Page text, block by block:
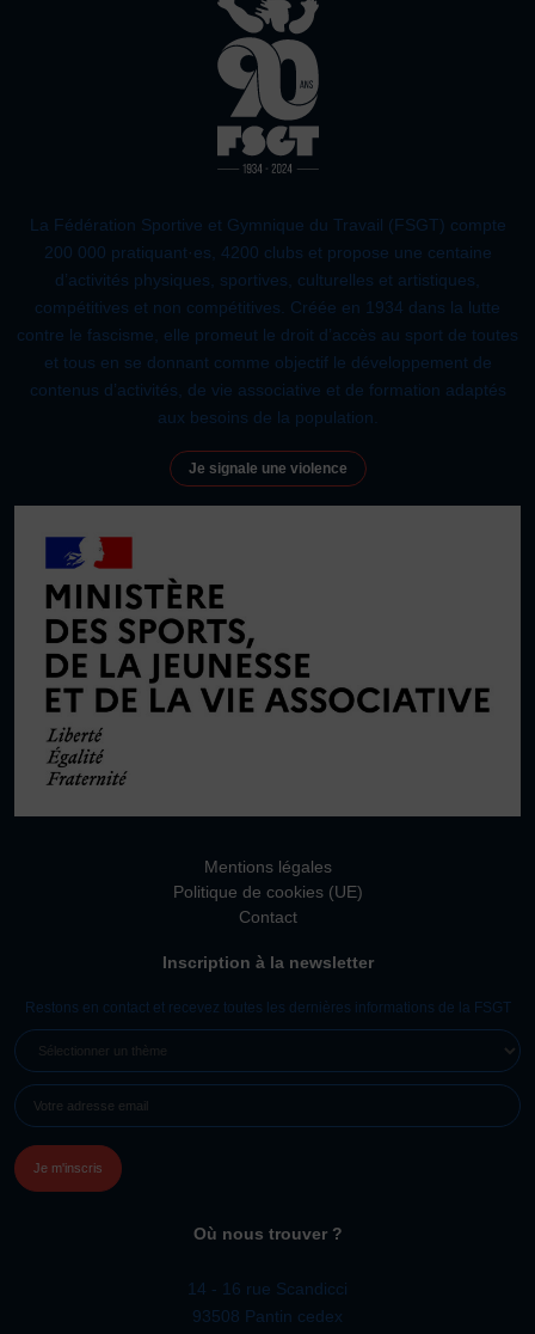
La Fédération Sportive et Gymnique du Travail (FSGT) compte
200 000 pratiquant·es, 4200 clubs et propose une centaine
d’activités physiques, sportives, culturelles et artistiques,
compétitives et non compétitives. Créée en 1934 dans la lutte
contre le fascisme, elle promeut le droit d’accès au sport de toutes
et tous en se donnant comme objectif le développement de
contenus d’activités, de vie associative et de formation adaptés
aux besoins de la population.
Je signale une violence
Mentions légales
Politique de cookies (UE)
Contact
Inscription à la newsletter
Restons en contact et recevez toutes les dernières informations de la FSGT
UN
(NÉCESSAIRE)
MAIL
Où nous trouver ?
14 - 16 rue Scandicci
93508 Pantin cedex